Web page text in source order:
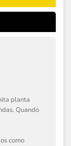
planta
Quando
como